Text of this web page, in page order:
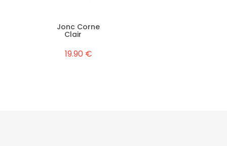
Jonc Corne
Clair
19.90 €